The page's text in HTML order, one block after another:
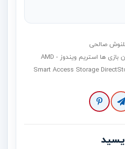
صالحی
بازی ها استریم ویندوز
AMD
Smart Access Storage